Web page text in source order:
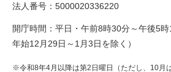
法人番号：5000020336220
開庁時間：平日・午前8時30分～午後5
年始12月29日～1月3日を除く）
※令和8年4月以降は第2日曜日（ただし、10月